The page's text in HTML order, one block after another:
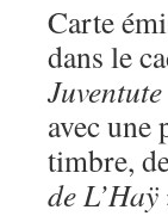
Carte
dans le
Juventute
avec une
timbre,
de L’Haÿ